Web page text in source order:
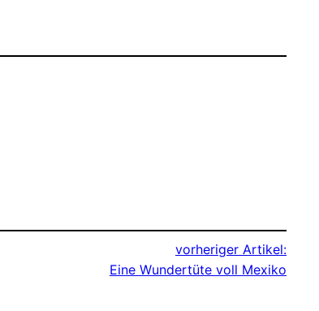
vorheriger Artikel:
Eine Wundertüte voll Mexiko